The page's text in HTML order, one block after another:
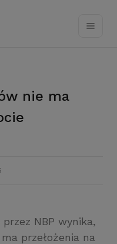
NBP wynika,
przełożenia na